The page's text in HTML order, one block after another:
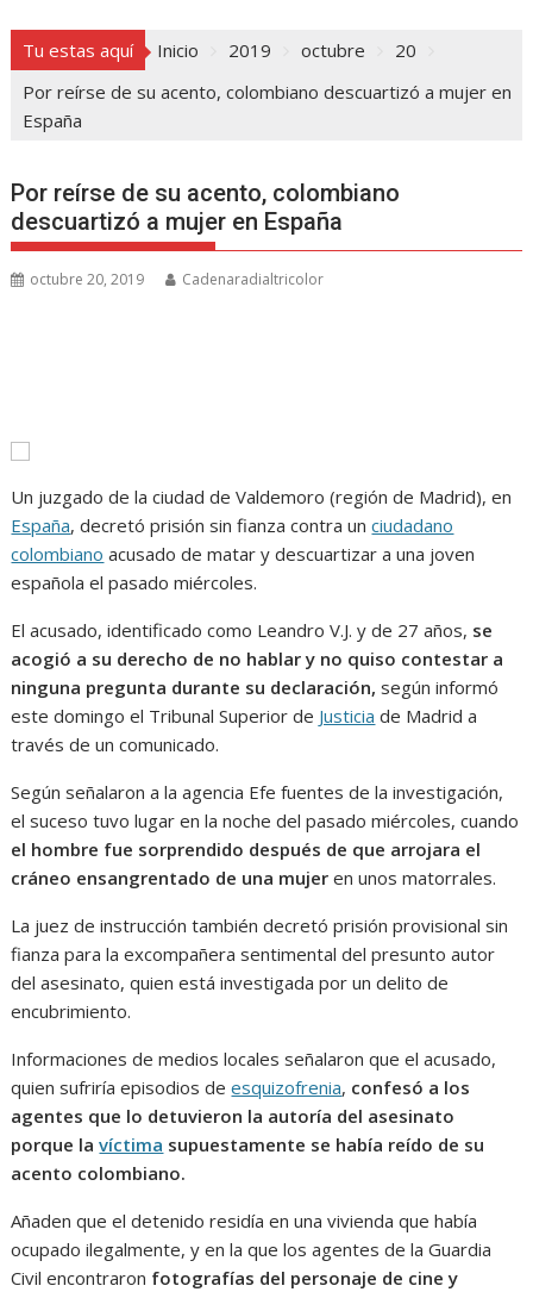
Tu estas aquí Inicio 2019 octubre
20
Por reírse de su acento, colombiano descuartizó a mujer en
España
Por reírse de su acento, colombiano
descuartizó a mujer en España
octubre 20, 2019 Cadenaradialtricolor
Un juzgado de la ciudad de Valdemoro (región de Madrid), en
España, decretó prisión sin fianza contra unciudadano
colombiano acusado de matar y descuartizar a una joven
española el pasado miércoles.
El acusado, identificado como Leandro V.J. y de 27 años, se
acogió a su derecho de no hablar y no quiso contestar a
ninguna pregunta durante su declaración, según informó
este domingo el Tribunal Superior de Justicia de Madrid a
través de un comunicado.
Según señalaron a la agencia Efe fuentes de la investigación,
el suceso tuvo lugar en la noche del pasado miércoles, cuando
el hombre fue sorprendido después de que arrojara el
cráneo ensangrentado de una mujer en unos matorrales.
La juez de instrucción también decretó prisión provisional sin
fianza para la excompañera sentimental del presunto autor
del asesinato, quien está investigada por un delito de
encubrimiento.
Informaciones de medios locales señalaron que el acusado,
quien sufriría episodios deesquizofrenia, confesó a los
agentes que lo detuvieron la autoría del asesinato
porque lavíctima supuestamente se había reído de su
acento colombiano.
Añaden que el detenido residía en una vivienda que había
ocupado ilegalmente, y en la que los agentes de la Guardia
Civil encontraron fotografías del personaje de cine y